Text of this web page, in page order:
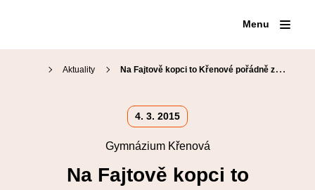
Menu
Den otevřených dveří
Přijímací zkoušky
Přípravné kurzy
Kariérové poradenství
Organizace školního roku
Školní jídelna
Aktuality Na Fajtově kopci to Křenové pořádně zacinkalo
4. 3. 2015
Gymnázium Křenová
Na Fajtově kopci to